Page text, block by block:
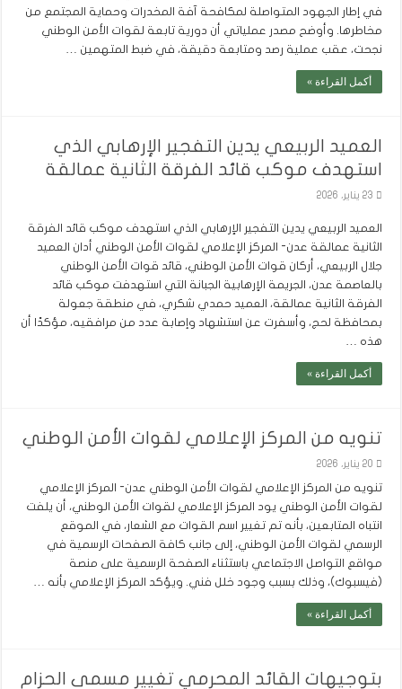
في إطار الجهود المتواصلة لمكافحة آفة المخدرات وحماية المجتمع من
مخاطرها. وأوضح مصدر عملياتي أن دورية تابعة لقوات الأمن الوطني
نجحت، عقب عملية رصد ومتابعة دقيقة، في ضبط المتهمين …
أكمل القراءة »
العميد الربيعي يدين التفجير الإرهابي الذي
استهدف موكب قائد الفرقة الثانية عمالقة
23 يناير، 2026
العميد الربيعي يدين التفجير الإرهابي الذي استهدف موكب قائد الفرقة
الثانية عمالقة عدن- المركز الإعلامي لقوات الأمن الوطني أدان العميد
جلال الربيعي، أركان قوات الأمن الوطني، قائد قوات الأمن الوطني
بالعاصمة عدن، الجريمة الإرهابية الجبانة التي استهدفت موكب قائد
الفرقة الثانية عمالقة، العميد حمدي شكري، في منطقة جعولة
بمحافظة لحج، وأسفرت عن استشهاد وإصابة عدد من مرافقيه، مؤكدًا أن
هذه …
أكمل القراءة »
تنويه من المركز الإعلامي لقوات الأمن الوطني
20 يناير، 2026
تنويه من المركز الإعلامي لقوات الأمن الوطني عدن- المركز الإعلامي
لقوات الأمن الوطني يود المركز الإعلامي لقوات الأمن الوطني، أن يلفت
انتباه المتابعين، بأنه تم تغيير اسم القوات مع الشعار، في الموقع
الرسمي لقوات الأمن الوطني، إلى جانب كافة الصفحات الرسمية في
مواقع التواصل الاجتماعي باستثناء الصفحة الرسمية على منصة
(فيسبوك)، وذلك بسبب وجود خلل فني. ويؤكد المركز الإعلامي بأنه …
أكمل القراءة »
بتوجيهات القائد المحرمي تغيير مسمى الحزام